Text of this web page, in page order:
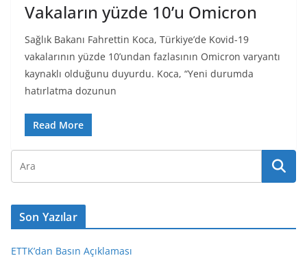
Vakaların yüzde 10’u Omicron
Sağlık Bakanı Fahrettin Koca, Türkiye’de Kovid-19
vakalarının yüzde 10’undan fazlasının Omicron varyantı
kaynaklı olduğunu duyurdu. Koca, “Yeni durumda
hatırlatma dozunun
Read More
Son Yazılar
ETTK’dan Basın Açıklaması